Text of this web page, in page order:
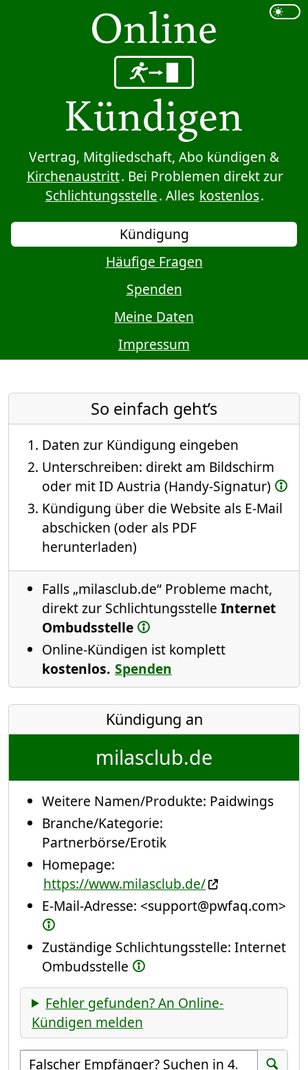
Sprung zum Inhalt
Vertrag, Mitgliedschaft, Abo kündigen &
Kirchenaustritt. Bei Problemen direkt zur
Schlichtungsstelle. Alles kostenlos.
Kündigung
Häufige Fragen
Spenden
Meine Daten
Impressum
So einfach geht’s
Daten zur Kündigung eingeben
Unterschreiben: direkt am Bildschirm
oder mit ID Austria (Handy-Signatur)
Kündigung über die Website als E-Mail
abschicken (oder als PDF
herunterladen)
Falls „milasclub.de“ Probleme macht,
direkt zur Schlichtungsstelle Internet
Ombudsstelle
Online-Kündigen ist komplett
kostenlos. Spenden
Kündigung an
milasclub.de
Weitere Namen/Produkte: Paidwings
Branche/Kategorie:
Partnerbörse/Erotik
Homepage:
https://www.milasclub.de/
E-Mail-Adresse: <support@pwfaq.com>
Zuständige Schlichtungsstelle: Internet
Ombudsstelle
Fehler gefunden? An Online-
Kündigen melden
Empfänger suchen